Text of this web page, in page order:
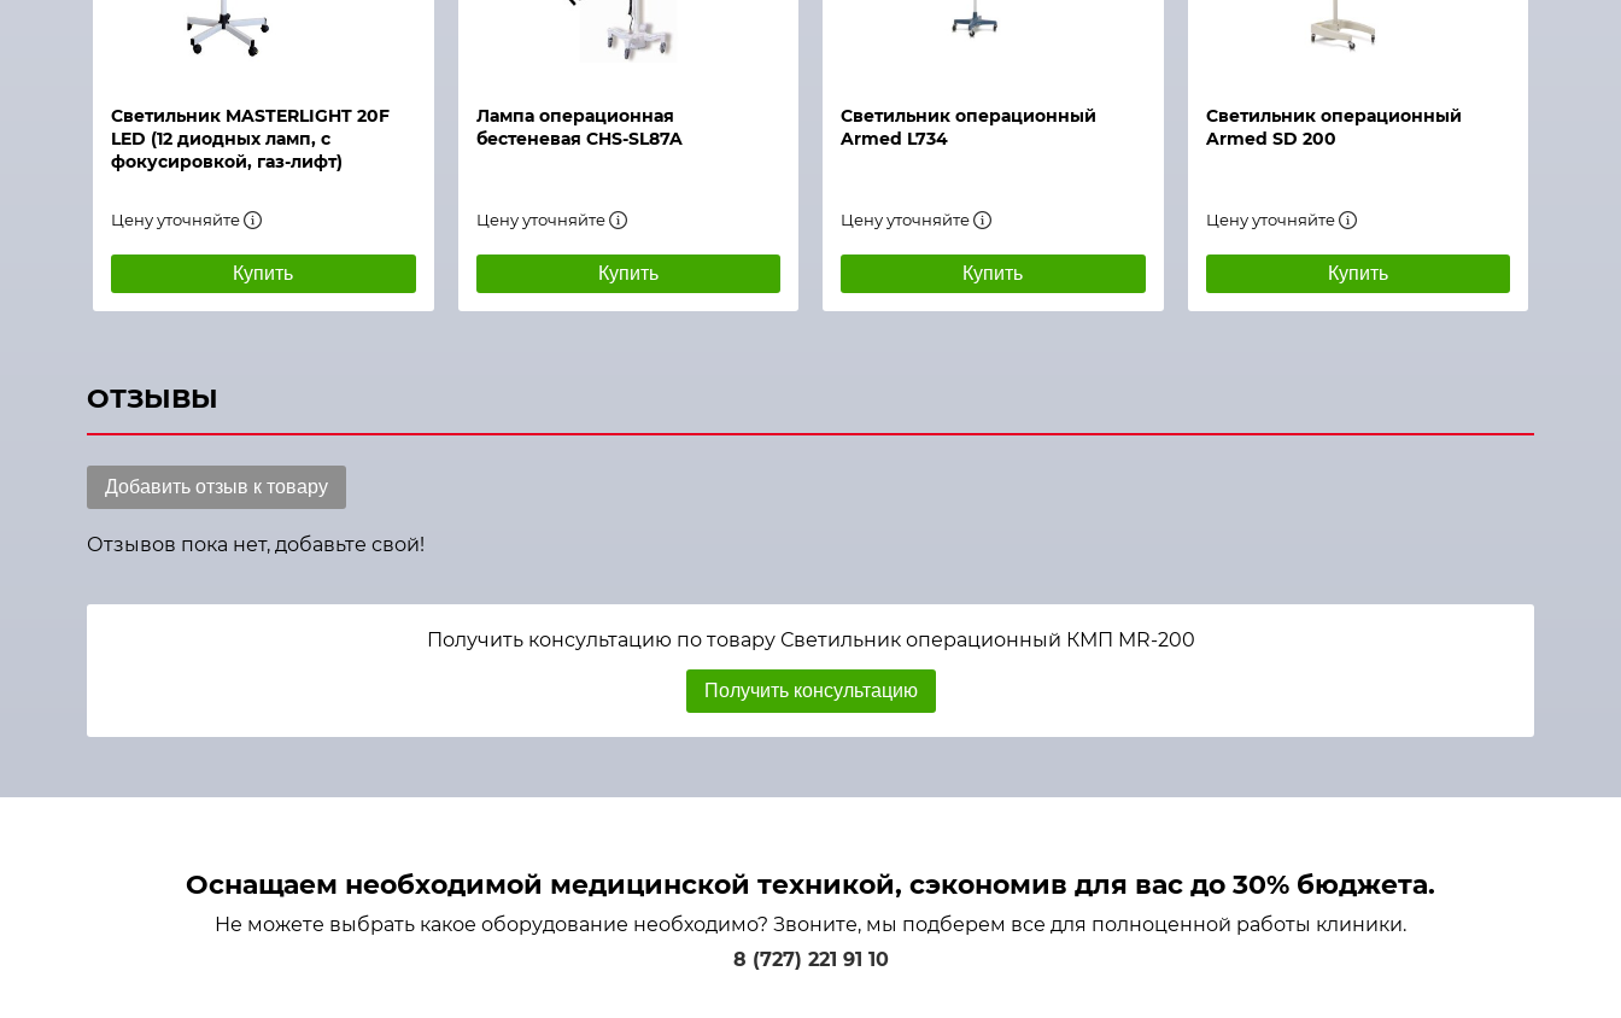
Светильник MASTERLIGHT 20F
LED (12 диодных ламп, с
фокусировкой, газ-лифт)
Цену уточняйте
Купить
Быстрый просмотр
Лампа операционная
бестеневая CHS-SL87A
Цену уточняйте
Купить
Быстрый просмотр
Светильник операционный
Armed L734
Цену уточняйте
Купить
Светильник операционный
Armed SD 200
Цену уточняйте
Купить
ОТЗЫВЫ
Добавить отзыв к товару
Отзывов пока нет, добавьте свой!
Получить консультацию по товару Светильник операционный КМП MR-200
Получить консультацию
Оснащаем необходимой медицинской техникой, сэкономив для вас до 30% бюджета.
Не можете выбрать какое оборудование необходимо? Звоните, мы подберем все для полноценной работы клиники.
8 (727) 221 91 10